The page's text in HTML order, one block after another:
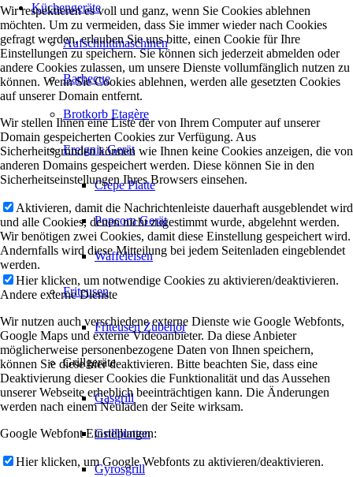
Küchengeräte
Aufschnittmaschinen
Barbecue
Brotkorb Etagère
Ereignis Gerät
Crepe Platte
Popcorn Gerät
Waffeleisen
Friteusen
Friteusen Zubehör
Grillgeräte
Gasgrill
Grillplatten
Gyrosgrill
Wir respektieren es voll und ganz, wenn Sie Cookies ablehnen
möchten. Um zu vermeiden, dass Sie immer wieder nach Cookies
gefragt werden, erlauben Sie uns bitte, einen Cookie für Ihre
Einstellungen zu speichern. Sie können sich jederzeit abmelden oder
andere Cookies zulassen, um unsere Dienste vollumfänglich nutzen zu
können. Wenn Sie Cookies ablehnen, werden alle gesetzten Cookies
auf unserer Domain entfernt.
Wir stellen Ihnen eine Liste der von Ihrem Computer auf unserer
Domain gespeicherten Cookies zur Verfügung. Aus
Sicherheitsgründen können wie Ihnen keine Cookies anzeigen, die von
anderen Domains gespeichert werden. Diese können Sie in den
Sicherheitseinstellungen Ihres Browsers einsehen.
Aktivieren, damit die Nachrichtenleiste dauerhaft ausgeblendet wird
und alle Cookies, denen nicht zugestimmt wurde, abgelehnt werden.
Wir benötigen zwei Cookies, damit diese Einstellung gespeichert wird.
Andernfalls wird diese Mitteilung bei jedem Seitenladen eingeblendet
werden.
Hier klicken, um notwendige Cookies zu aktivieren/deaktivieren.
Andere externe Dienste
Wir nutzen auch verschiedene externe Dienste wie Google Webfonts,
Google Maps und externe Videoanbieter. Da diese Anbieter
möglicherweise personenbezogene Daten von Ihnen speichern,
können Sie diese hier deaktivieren. Bitte beachten Sie, dass eine
Deaktivierung dieser Cookies die Funktionalität und das Aussehen
unserer Webseite erheblich beeinträchtigen kann. Die Änderungen
werden nach einem Neuladen der Seite wirksam.
Google Webfont Einstellungen:
Hier klicken, um Google Webfonts zu aktivieren/deaktivieren.